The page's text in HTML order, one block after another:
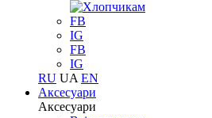
FB
IG
FB
IG
RU UA EN
Аксесуари
Аксесуари